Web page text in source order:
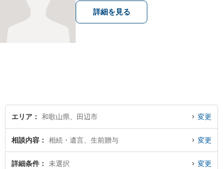
詳細を見る
エリア 和歌山県、田辺市 変更
相談内容 相続・遺言、生前贈与 変更
詳細条件 未選択 変更